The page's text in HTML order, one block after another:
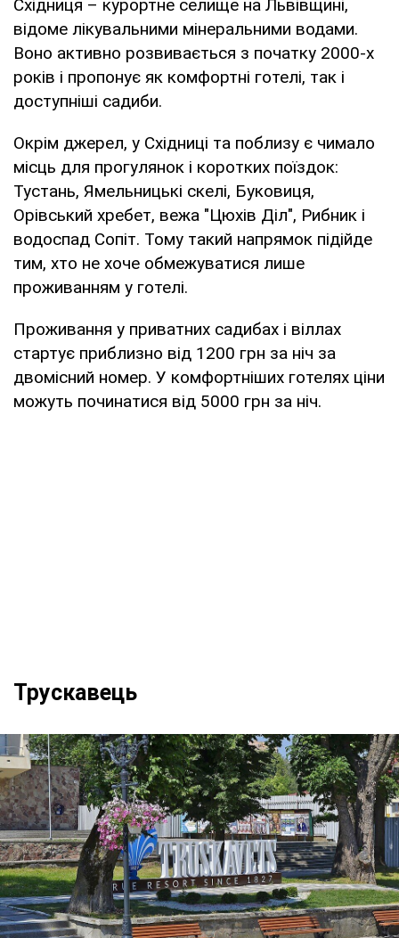
Східниця – курортне селище на Львівщині,
відоме лікувальними мінеральними водами.
Воно активно розвивається з початку 2000-х
років і пропонує як комфортні готелі, так і
доступніші садиби.
Окрім джерел, у Східниці та поблизу є чимало
місць для прогулянок і коротких поїздок:
Тустань, Ямельницькі скелі, Буковиця,
Орівський хребет, вежа "Цюхів Діл", Рибник і
водоспад Сопіт. Тому такий напрямок підійде
тим, хто не хоче обмежуватися лише
проживанням у готелі.
Проживання у приватних садибах і віллах
стартує приблизно від 1200 грн за ніч за
двомісний номер. У комфортніших готелях ціни
можуть починатися від 5000 грн за ніч.
Трускавець